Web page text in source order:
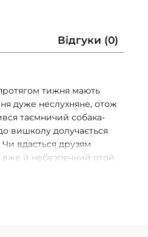
Відгуки (0)
тижня мають
дуже неслухняне, отож
таємничий собака-
вишколу долучається
Чи вдасться друзям
вже й небезпечний отой